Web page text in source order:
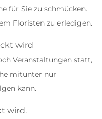
für Sie zu schmücken.
Floristen zu erledigen.
wird
Veranstaltungen statt,
mitunter nur
kann.
wird.